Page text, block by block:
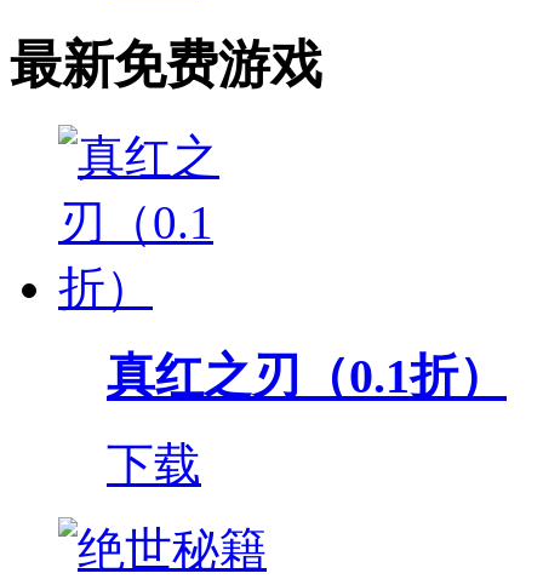
最新免费游戏
真红之刃（0.1折）
下载